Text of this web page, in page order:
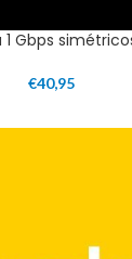
1 Gbps
€40,95